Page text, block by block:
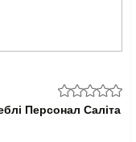
Персонал Саліта